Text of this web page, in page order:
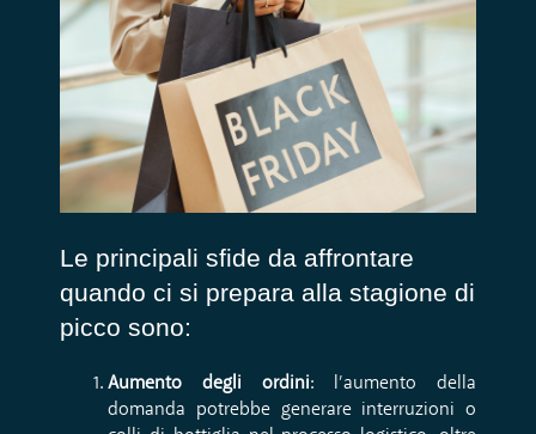
Le principali sfide da affrontare
quando ci si prepara alla stagione di
picco sono:
Aumento degli ordini: l’aumento della
domanda potrebbe generare interruzioni o